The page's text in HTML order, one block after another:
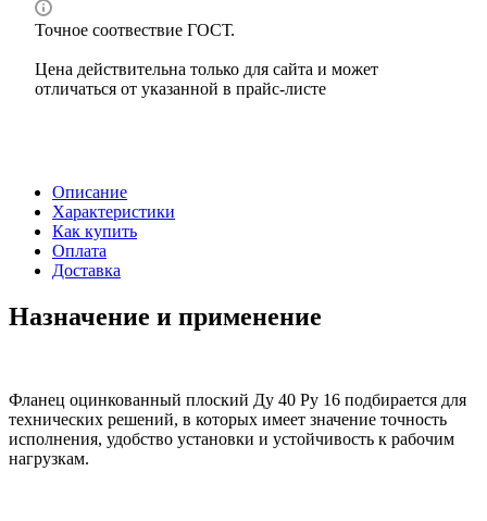
Точное соотвествие ГОСТ.
Цена действительна только для сайта и может
отличаться от указанной в прайс-листе
Описание
Характеристики
Как купить
Оплата
Доставка
Назначение и применение
Фланец оцинкованный плоский Ду 40 Ру 16 подбирается для
технических решений, в которых имеет значение точность
исполнения, удобство установки и устойчивость к рабочим
нагрузкам.